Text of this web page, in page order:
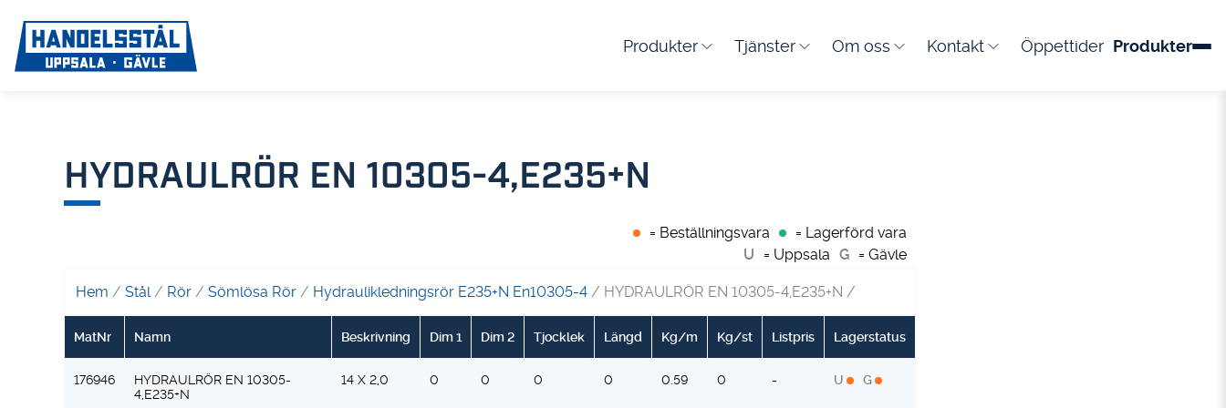
Produkter Tjänster Om oss Kontakt Öppettider Produkter
HYDRAULRÖR EN 10305-4,E235+N
= Beställningsvara
= Lagerförd vara
U
= Uppsala G = Gävle
Hem / Stål/ Rör / Sömlösa Rör / Hydraulikledningsrör E235+N En10305-4 / HYDRAULRÖR EN 10305-4,E235+N /
MatNr Namn Beskrivning Dim 1 Dim 2 Tjocklek Längd Kg/m Kg/st Listpris Lagerstatus
176946
HYDRAULRÖR EN 10305-
4,E235+N
14 X 2,0 0 0 0 0 0.59 0 - U G